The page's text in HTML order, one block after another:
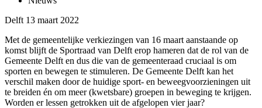
Delft 13 maart 2022
Met de gemeentelijke verkiezingen van 16 maart aanstaande op
komst blijft de Sportraad van Delft erop hameren dat de rol van de
Gemeente Delft en dus die van de gemeenteraad cruciaal is om
sporten en bewegen te stimuleren. De Gemeente Delft kan het
verschil maken door de huidige sport- en beweegvoorzieningen uit
te breiden én om meer (kwetsbare) groepen in beweging te krijgen.
Worden er lessen getrokken uit de afgelopen vier jaar?